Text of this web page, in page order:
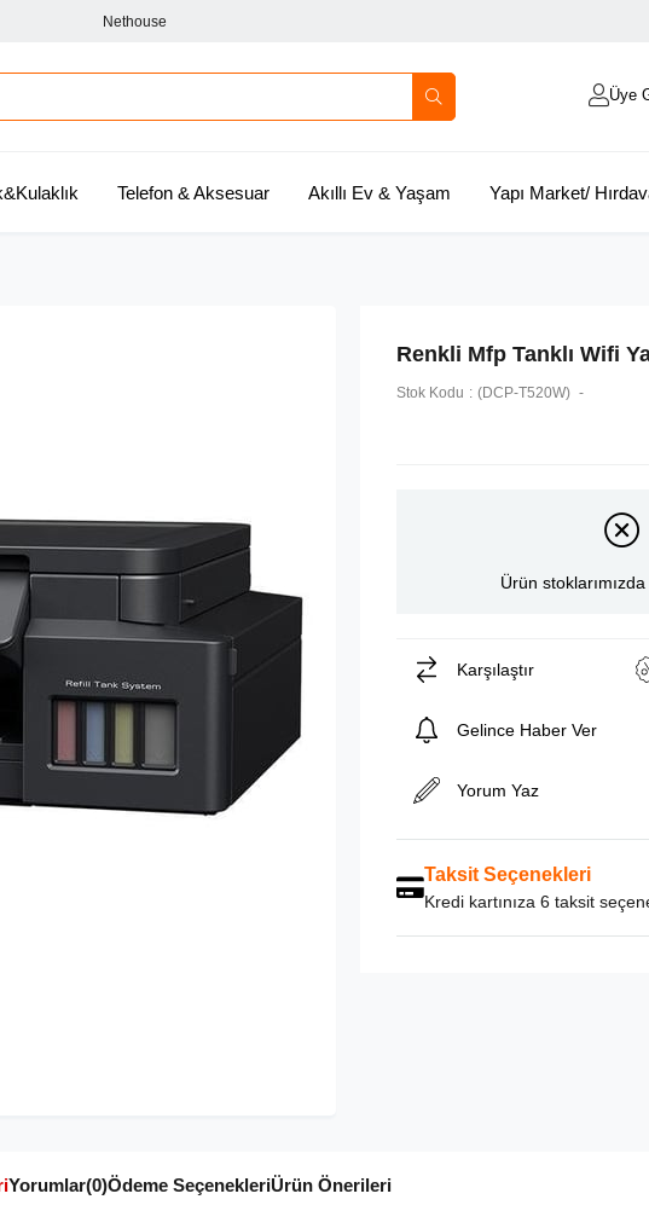
Nethouse
Üye
Telefon & Aksesuar Akıllı Ev & Yaşam Yapı Market/
Renkli Mfp Tanklı Wifi
Stok Kodu (DCP-T520W)
Ürün stoklarımızda
Karşılaştır
Gelince Haber Ver
Yorum Yaz
Taksit Seçenekleri
Kredi kartınıza 6 taksit
Yorumlar(0)Ödeme SeçenekleriÜrün Önerileri